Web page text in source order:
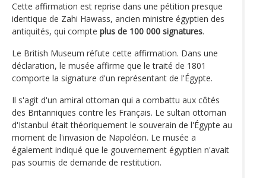
Cette affirmation est reprise dans une pétition presque
identique de Zahi Hawass, ancien ministre égyptien des
antiquités, qui compte plus de 100 000 signatures.
Le British Museum réfute cette affirmation. Dans une
déclaration, le musée affirme que le traité de 1801
comporte la signature d'un représentant de l'Égypte.
Il s'agit d'un amiral ottoman qui a combattu aux côtés
des Britanniques contre les Français. Le sultan ottoman
d'Istanbul était théoriquement le souverain de l'Égypte au
moment de l'invasion de Napoléon. Le musée a
également indiqué que le gouvernement égyptien n'avait
pas soumis de demande de restitution.